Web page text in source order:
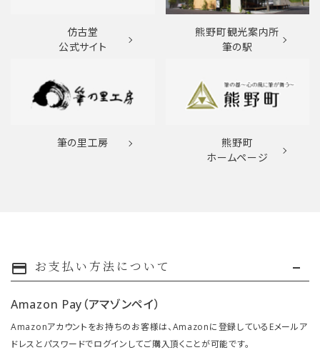
仿古堂
公式サイト
熊野町観光案内所
筆の駅
筆の里工房
熊野町
ホームページ
payment お支払い方法について
Amazon Pay（アマゾンペイ）
Amazonアカウントをお持ちのお客様は、Amazonに登録しているEメールア
ドレスとパスワードでログインしてご購入頂くことが可能です。